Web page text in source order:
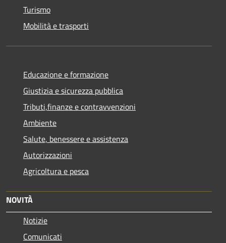
Turismo
Mobilità e trasporti
Educazione e formazione
Giustizia e sicurezza pubblica
Tributi,finanze e contravvenzioni
Ambiente
Salute, benessere e assistenza
Autorizzazioni
Agricoltura e pesca
NOVITÀ
Notizie
Comunicati